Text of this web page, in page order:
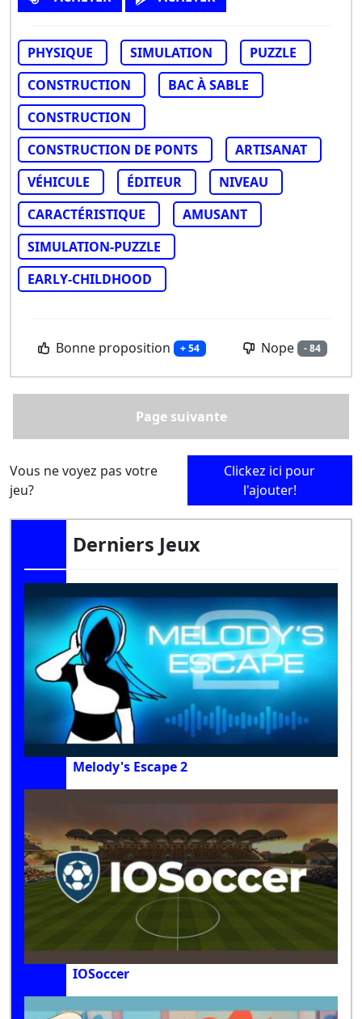
PHYSIQUE SIMULATION
PUZZLE
CONSTRUCTION
BAC À SABLE
CONSTRUCTION
CONSTRUCTION DE PONTS
ARTISANAT
VÉHICULE
ÉDITEUR
NIVEAU
CARACTÉRISTIQUE
AMUSANT
SIMULATION-PUZZLE
EARLY-CHILDHOOD
Bonne proposition + 54 Nope - 84
Page suivante
Vous ne voyez pas votre
jeu?
Clickez ici pour
l'ajouter!
Derniers Jeux
Melody's Escape 2
IOSoccer